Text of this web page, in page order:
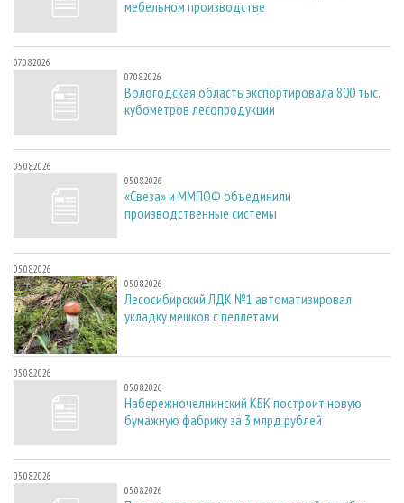
мебельном производстве
07.08.2026
07.08.2026
Вологодская область экспортировала 800 тыс.
кубометров лесопродукции
05.08.2026
05.08.2026
«Свеза» и ММПОФ объединили
производственные системы
05.08.2026
05.08.2026
Лесосибирский ЛДК №1 автоматизировал
укладку мешков с пеллетами
05.08.2026
05.08.2026
Набережночелнинский КБК построит новую
бумажную фабрику за 3 млрд рублей
05.08.2026
05.08.2026